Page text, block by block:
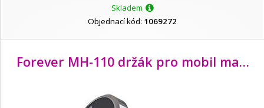
Skladem
Objednací kód: 1069272
Forever MH-110 držák pro mobil magnetický